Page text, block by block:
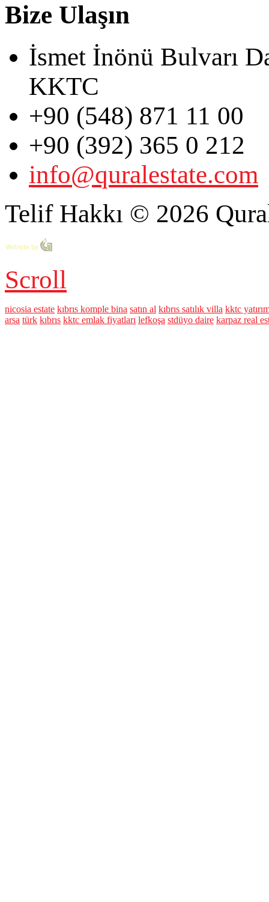
Bize Ulaşın
İsmet İnönü Bulvarı
KKTC
+90 (548) 871 11 00
+90 (392) 365 0 212
info@quralestate.com
Telif Hakkı © 2026
Scroll
nicosia estate kıbrıs komple bina satın al kıbrıs satılık villa kktc
arsa türk kıbrıs kktc emlak fiyatları lefkoşa stdüyo daire karpaz real